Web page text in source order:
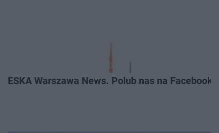
ESKA Warszawa News. Polub nas na